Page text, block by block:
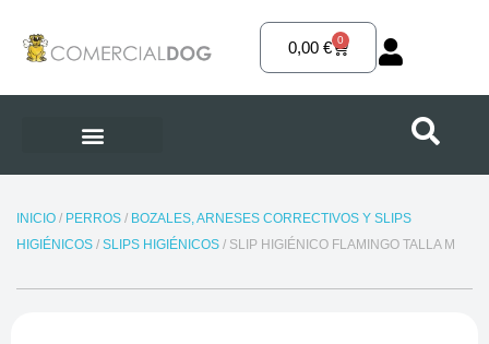
contenido
0,00€ 0
Carrito
INICIO/ PERROS/ BOZALES, ARNESES CORRECTIVOS Y SLIPS
HIGIÉNICOS/ SLIPS HIGIÉNICOS/ SLIP HIGIÉNICO FLAMINGO TALLA M